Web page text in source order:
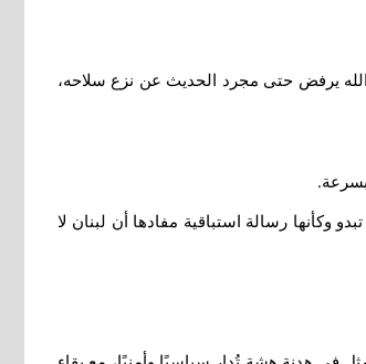
يرفض حتى مجرد الحديث عن نزع سلاحه،
بسرعة.
وكأنها رسالة استباقية مفادها أن لبنان لا